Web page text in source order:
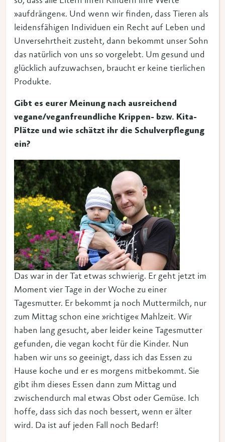
»aufdrängen«. Und wenn wir finden, dass Tieren als
leidensfähigen Individuen ein Recht auf Leben und
Unversehrtheit zusteht, dann bekommt unser Sohn
das natürlich von uns so vorgelebt. Um gesund und
glücklich aufzuwachsen, braucht er keine tierlichen
Produkte.
Gibt es eurer Meinung nach ausreichend
vegane/veganfreundliche Krippen- bzw. Kita-
Plätze und wie schätzt ihr die Schulverpflegung
ein?
Das war in der Tat etwas schwierig. Er geht jetzt im
Moment vier Tage in der Woche zu einer
Tagesmutter. Er bekommt ja noch Muttermilch, nur
zum Mittag schon eine »richtige« Mahlzeit. Wir
haben lang gesucht, aber leider keine Tagesmutter
gefunden, die vegan kocht für die Kinder. Nun
haben wir uns so geeinigt, dass ich das Essen zu
Hause koche und er es morgens mitbekommt. Sie
gibt ihm dieses Essen dann zum Mittag und
zwischendurch mal etwas Obst oder Gemüse. Ich
hoffe, dass sich das noch bessert, wenn er älter
wird. Da ist auf jeden Fall noch Bedarf!